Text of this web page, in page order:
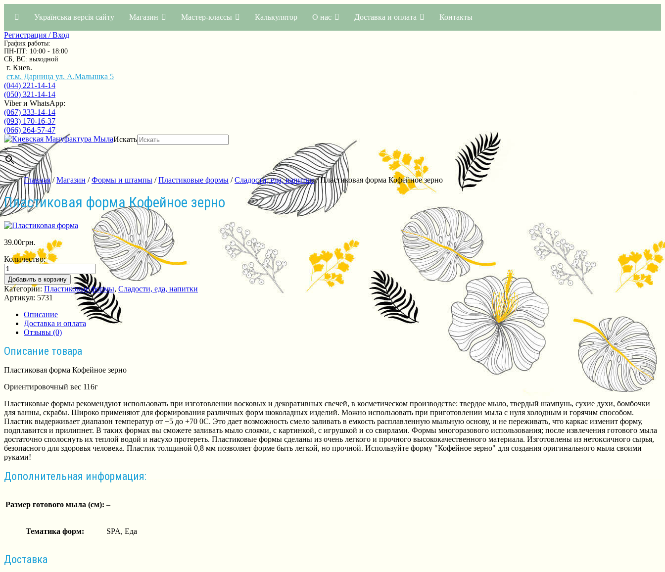
Українська версія сайту Магазин Мастер-классы Калькулятор О нас Доставка и оплата Контакты
Регистрация / Вход
График работы:
ПН-ПТ: 10:00 - 18:00
СБ, ВС: выходной
г. Киев.
ст.м. Дарница ул. А.Малышка 5
(044) 221-14-14
(050) 321-14-14
Viber и WhatsApp:
(067) 333-14-14
(093) 170-16-37
(066) 264-57-47
Искать
×
Главная/Магазин /Формы и штампы /Пластиковые формы /Сладости, еда, напитки/ Пластиковая форма Кофейное зерно
Пластиковая форма Кофейное зерно
39.00грн.
Количество:
Добавить в корзину
Категории: Пластиковые формы, Сладости, еда, напитки
Артикул: 5731
Описание
Доставка и оплата
Отзывы (0)
Описание товара
Пластиковая форма Кофейное зерно
Ориентировочный вес 116г
Пластиковые формы рекомендуют использовать при изготовлении восковых и декоративных свечей, в косметическом производстве: твердое мыло, твердый шампунь, сухие духи, бомбочки
для ванны, скрабы. Широко применяют для формирования различных форм шоколадных изделий. Можно использовать при приготовлении мыла с нуля холодным и горячим способом.
Пластик выдерживает диапазон температур от +5 до +70 0С. Это дает возможность смело заливать в емкость расплавленную мыльную основу, и не переживать, что каркас изменит форму,
подплавится и прилипнет. В таких формах вы сможете заливать мыло слоями, с картинкой, с игрушкой и со свирлами. Формы многоразового использования; после извлечения готового мыла
достаточно сполоснуть их теплой водой и насухо протереть. Пластиковые формы сделаны из очень легкого и прочного высококачественного материала. Изготовлены из нетоксичного сырья,
безопасного для здоровья человека. Пластик толщиной 0,8 мм позволяет форме быть легкой, но прочной. Используйте форму "Кофейное зерно" для создания оригинального мыла своими
руками!
Дополнительная информация:
Размер готового мыла (см): –
Тематика форм: SPA, Еда
Доставка